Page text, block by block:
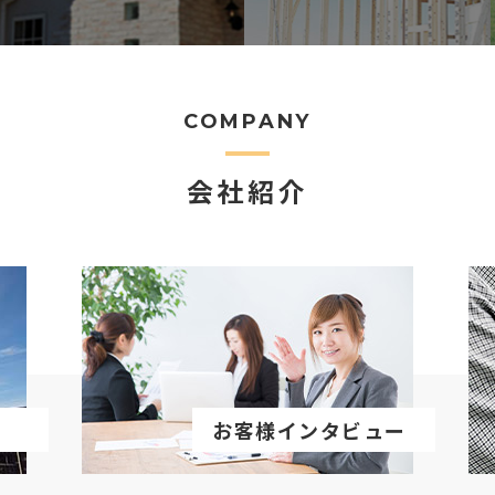
COMPANY
会社紹介
お客様インタビュー